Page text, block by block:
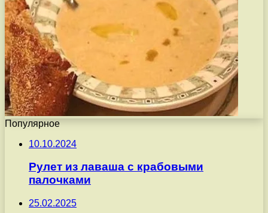
Популярное
10.10.2024
Рулет из лаваша с крабовыми
палочками
25.02.2025